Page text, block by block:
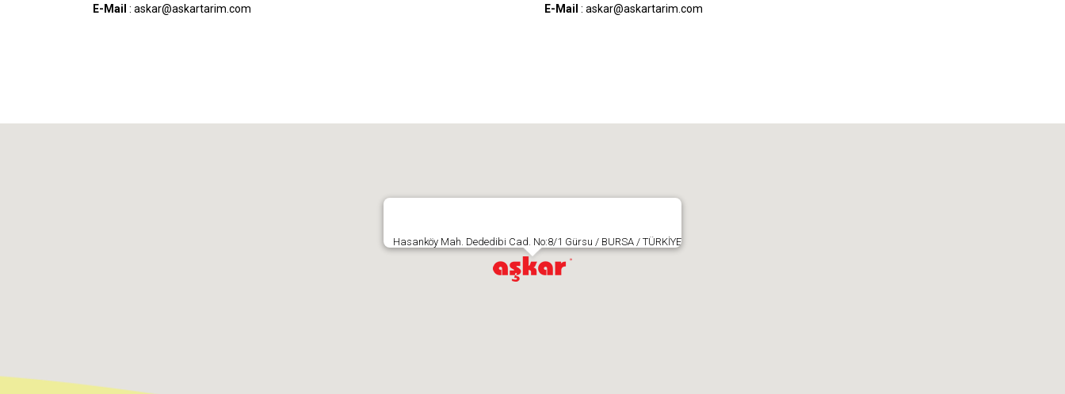
E-Mail : askar@askartarim.com
E-Mail : askar@askartarim.com
Hasanköy Mah. Dededibi Cad. No:8/1 Gürsu / BURSA / TÜRKİYE